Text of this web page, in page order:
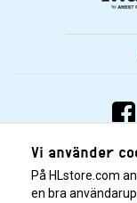
Vi använder
På HLstore.com
en bra